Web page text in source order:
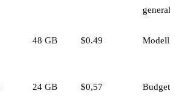
generale
48 GB $0.49 Modelli
24 GB $0,57 Budget